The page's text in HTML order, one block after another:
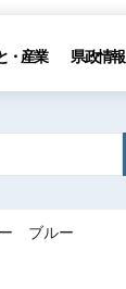
・産業 県政情報
ブルー